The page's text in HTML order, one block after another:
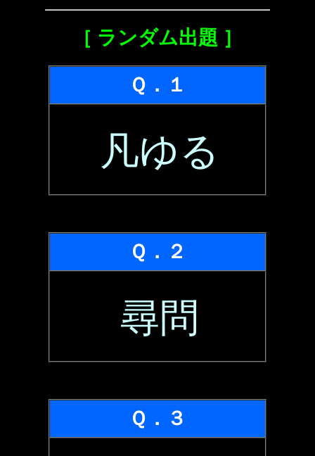
［ ランダム出題 ］
Ｑ．１
凡ゆる
Ｑ．２
尋問
Ｑ．３